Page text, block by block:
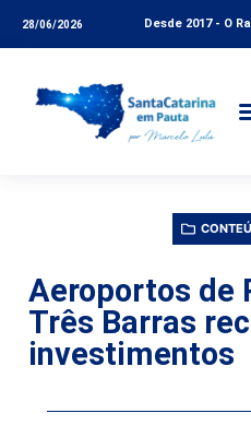
28/06/2026 Desde 2017 - O
Aeroportos de
Três Barras
investimentos